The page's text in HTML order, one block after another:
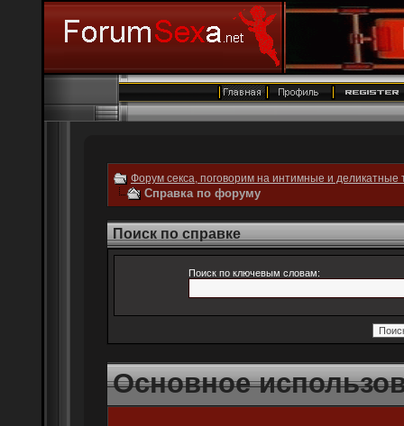
Форум секса, поговорим на интимные и деликатные
Справка по форуму
Поиск по справке
Поиск по ключевым словам:
Основное